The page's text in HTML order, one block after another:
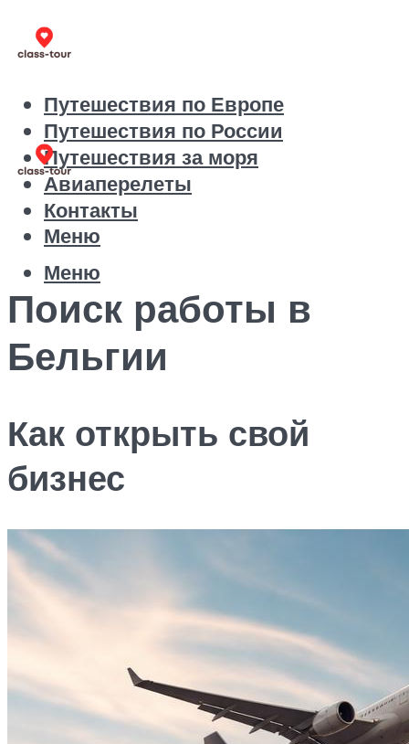
Путешествия по Европе
Путешествия по России
Путешествия за моря
Авиаперелеты
Контакты
Меню
Меню
Поиск работы в
Бельгии
Как открыть свой
бизнес